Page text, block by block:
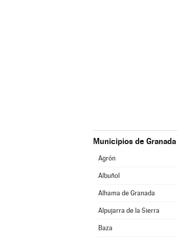
Municipios de Granada
Agrón
Albuñol
Alhama de Granada
Alpujarra de la Sierra
Baza